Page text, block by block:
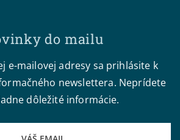
do mailu
e-mailovej adresy sa prihlásite k
newslettera. Neprídete
dôležité informácie.